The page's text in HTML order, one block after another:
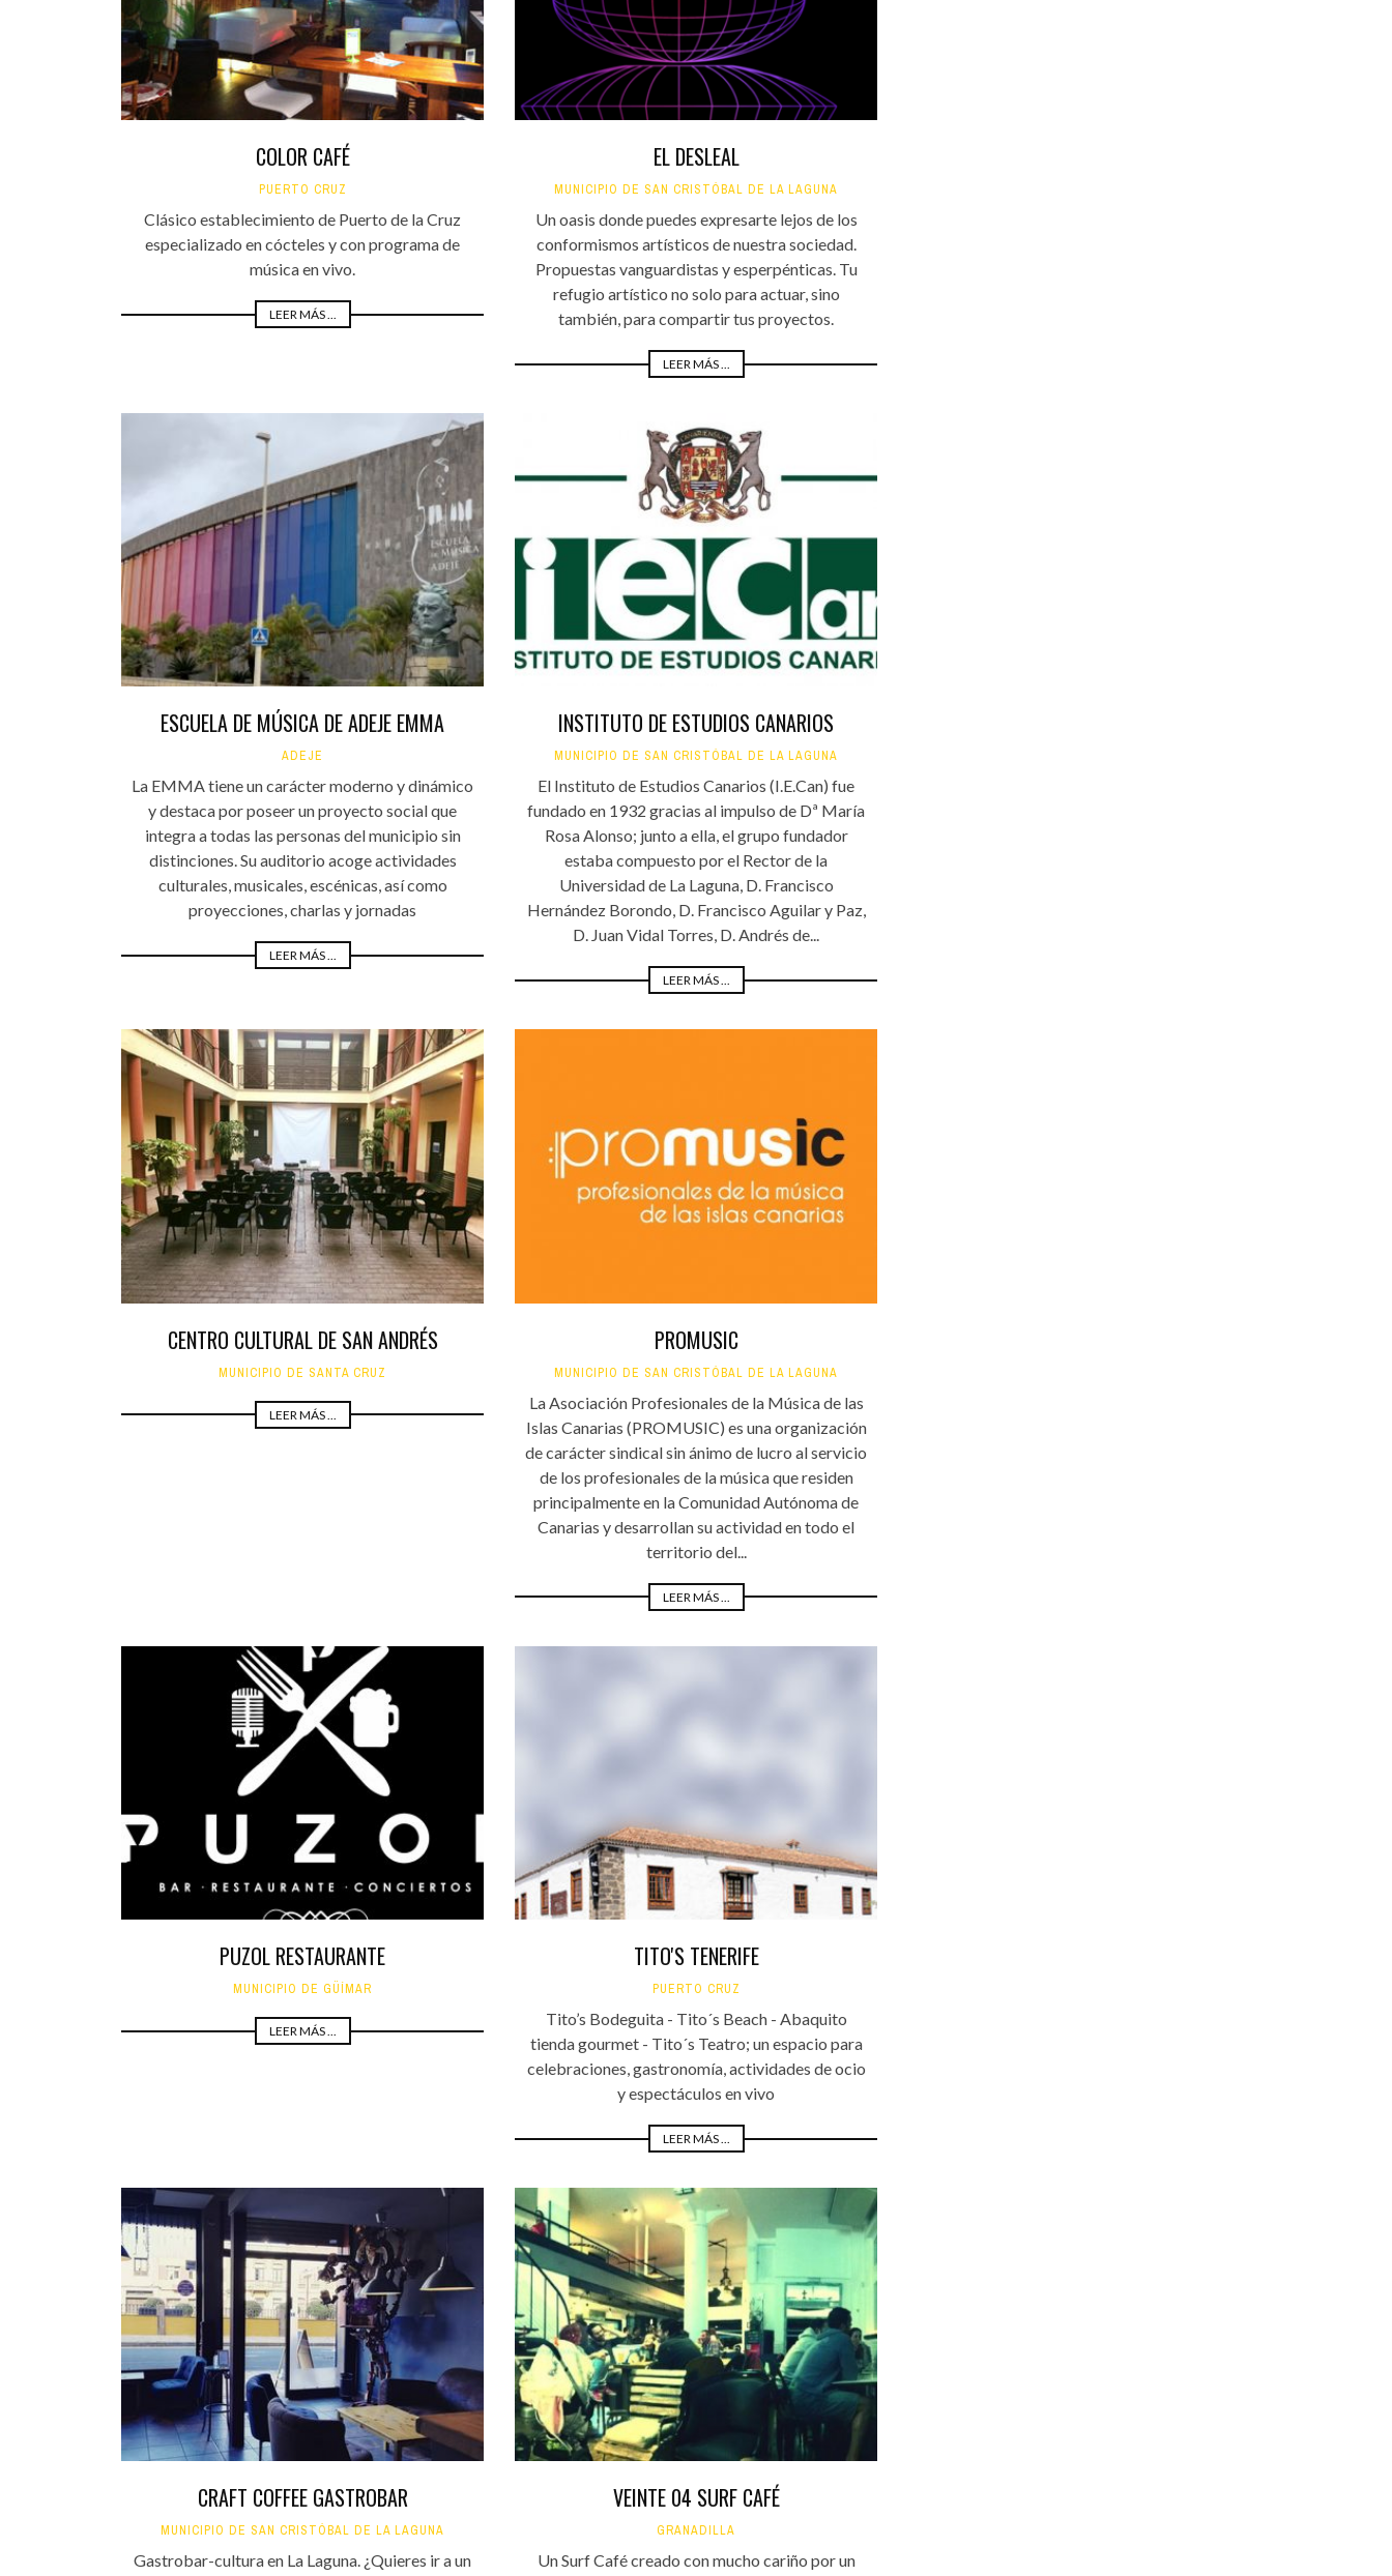
COLOR CAFÉ
PUERTO CRUZ
Clásico establecimiento de Puerto de la Cruz
especializado en cócteles y con programa de
música en vivo.
LEER MÁS ...
EL DESLEAL
MUNICIPIO DE SAN CRISTÓBAL DE LA LAGUNA
Un oasis donde puedes expresarte lejos de los
conformismos artísticos de nuestra sociedad.
Propuestas vanguardistas y esperpénticas. Tu
refugio artístico no solo para actuar, sino
también, para compartir tus proyectos.
LEER MÁS ...
ESCUELA DE MÚSICA DE ADEJE EMMA
ADEJE
La EMMA tiene un carácter moderno y dinámico
y destaca por poseer un proyecto social que
integra a todas las personas del municipio sin
distinciones. Su auditorio acoge actividades
culturales, musicales, escénicas, así como
proyecciones, charlas y jornadas
LEER MÁS ...
INSTITUTO DE ESTUDIOS CANARIOS
MUNICIPIO DE SAN CRISTÓBAL DE LA LAGUNA
El Instituto de Estudios Canarios (I.E.Can) fue
fundado en 1932 gracias al impulso de Dª María
Rosa Alonso; junto a ella, el grupo fundador
estaba compuesto por el Rector de la
Universidad de La Laguna, D. Francisco
Hernández Borondo, D. Francisco Aguilar y Paz,
D. Juan Vidal Torres, D. Andrés de...
LEER MÁS ...
CENTRO CULTURAL DE SAN ANDRÉS
MUNICIPIO DE SANTA CRUZ
LEER MÁS ...
PROMUSIC
MUNICIPIO DE SAN CRISTÓBAL DE LA LAGUNA
La Asociación Profesionales de la Música de las
Islas Canarias (PROMUSIC) es una organización
de carácter sindical sin ánimo de lucro al servicio
de los profesionales de la música que residen
principalmente en la Comunidad Autónoma de
Canarias y desarrollan su actividad en todo el
territorio del...
LEER MÁS ...
PUZOL RESTAURANTE
MUNICIPIO DE GÜÍMAR
LEER MÁS ...
TITO'S TENERIFE
PUERTO CRUZ
Tito’s Bodeguita - Tito´s Beach - Abaquito
tienda gourmet - Tito´s Teatro; un espacio para
celebraciones, gastronomía, actividades de ocio
y espectáculos en vivo
LEER MÁS ...
CRAFT COFFEE GASTROBAR
MUNICIPIO DE SAN CRISTÓBAL DE LA LAGUNA
Gastrobar-cultura en La Laguna. ¿Quieres ir a un
VEINTE 04 SURF CAFÉ
GRANADILLA
Un Surf Café creado con mucho cariño por un